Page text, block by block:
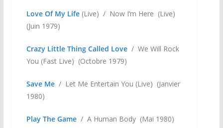
Love Of My Life(Live) / Now I’m Here (Live)
(Juin 1979)
Crazy Little Thing Called Love/ We Will Rock
You (Fast Live) (Octobre 1979)
Save Me/ Let Me Entertain You (Live) (Janvier
1980)
Play The Game / A Human Body (Mai 1980)